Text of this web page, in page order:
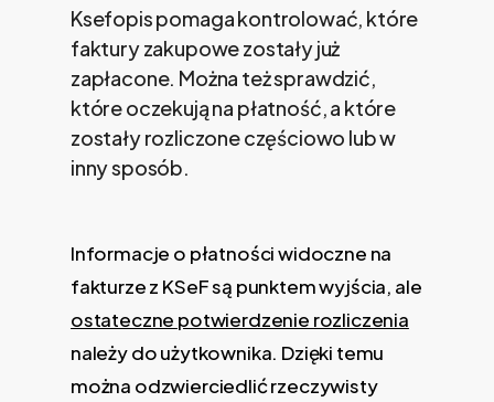
Ksefopis pomaga kontrolować, które
faktury zakupowe zostały już
zapłacone. Można też sprawdzić,
które oczekują na płatność, a które
zostały rozliczone częściowo lub w
inny sposób.
Informacje o płatności widoczne na
fakturze z KSeF są punktem wyjścia, ale
ostateczne potwierdzenie rozliczenia
należy do użytkownika. Dzięki temu
można odzwierciedlić rzeczywisty